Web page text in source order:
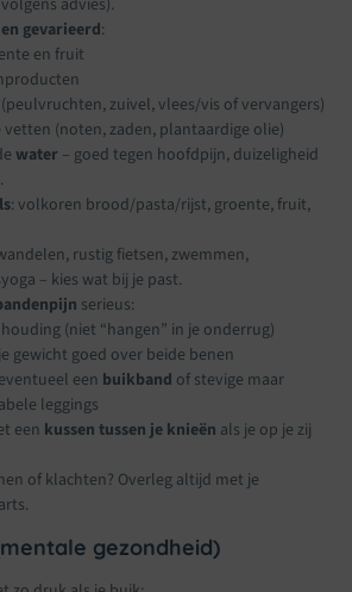
gevarieerd:
en fruit
zuivel, vlees/vis of vervangers)
vetten (noten, zaden, plantaardige olie)
water – goed tegen hoofdpijn, duizeligheid
: volkoren brood/pasta/rijst, groente, fruit,
rustig fietsen, zwemmen,
– kies wat bij je past.
serieus:
(niet “hangen” in je onderrug)
gewicht goed over beide benen
een buikband of stevige maar
leggings
een kussen tussen je knieën als je op je zij
of klachten? Overleg altijd met je
gezondheid)